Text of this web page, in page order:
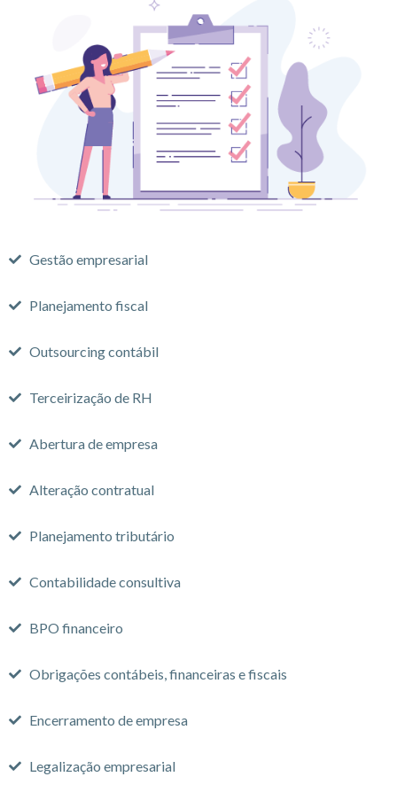
Gestão empresarial
Planejamento fiscal
Outsourcing contábil
Terceirização de RH
Abertura de empresa
Alteração contratual
Planejamento tributário
Contabilidade consultiva
BPO financeiro
Obrigações contábeis, financeiras e fiscais
Encerramento de empresa
Legalização empresarial